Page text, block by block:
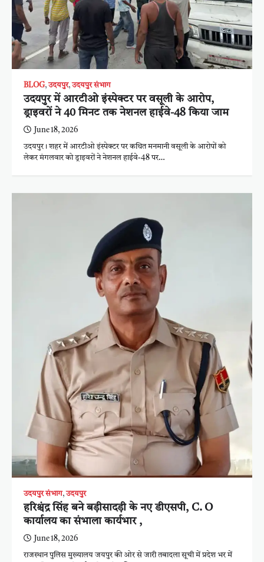
BLOG,उदयपुर,उदयपुर संभाग
उदयपुर में आरटीओ इंस्पेक्टर पर वसूली के आरोप,
ड्राइवरों ने 40 मिनट तक नेशनल हाईवे-48 किया जाम
June 18, 2026
उदयपुर। शहर में आरटीओ इंस्पेक्टर पर कथित मनमानी वसूली के आरोपों को
लेकर मंगलवार को ड्राइवरों ने नेशनल हाईवे-48 पर…
उदयपुर संभाग,उदयपुर
हरिश्चंद्र सिंह बने बड़ीसादड़ी के नए डीएसपी, C. O
कार्यालय का संभाला कार्यभार ,
June 18, 2026
राजस्थान पुलिस मुख्यालय जयपुर की ओर से जारी तबादला सूची में प्रदेश भर में